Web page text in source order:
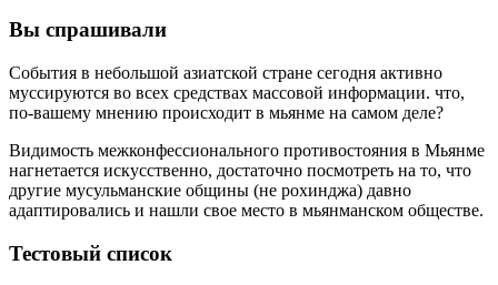
Вы спрашивали
События в небольшой азиатской стране сегодня активно
муссируются во всех средствах массовой информации. что,
по-вашему мнению происходит в мьянме на самом деле?
Видимость межконфессионального противостояния в Мьянме
нагнетается искусственно, достаточно посмотреть на то, что
другие мусульманские общины (не рохинджа) давно
адаптировались и нашли свое место в мьянманском обществе.
Тестовый список